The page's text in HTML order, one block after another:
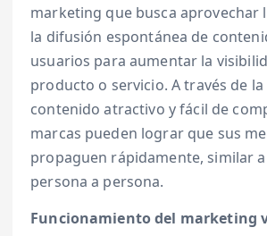
marketing que busca aprovechar
la difusión espontánea de
usuarios para aumentar la
producto o servicio. A través de
contenido atractivo y fácil de
marcas pueden lograr que sus
propaguen rápidamente, similar
persona a persona.
Funcionamiento del marketing